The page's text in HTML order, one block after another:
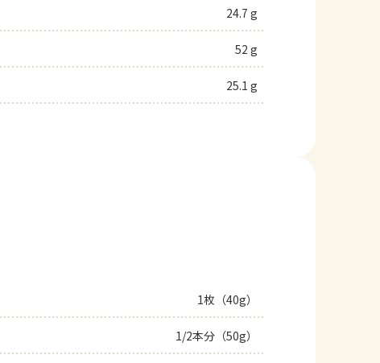
24.7 g
52 g
25.1 g
1枚（40g）
1/2本分（50g）